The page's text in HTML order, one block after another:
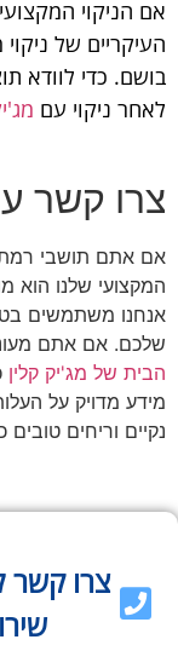
אם הניקוי
העיקריים של
בושם. כדי לוודא
לאחר ניקוי עם
צרו קשר
אם אתם תושבי רמת
המקצועי שלנו הוא
אנחנו משתמשים
שלכם. אם אתם
הבית של מג'יק קלין
מידע מדויק על
נקיים וריחים
צרו קשר